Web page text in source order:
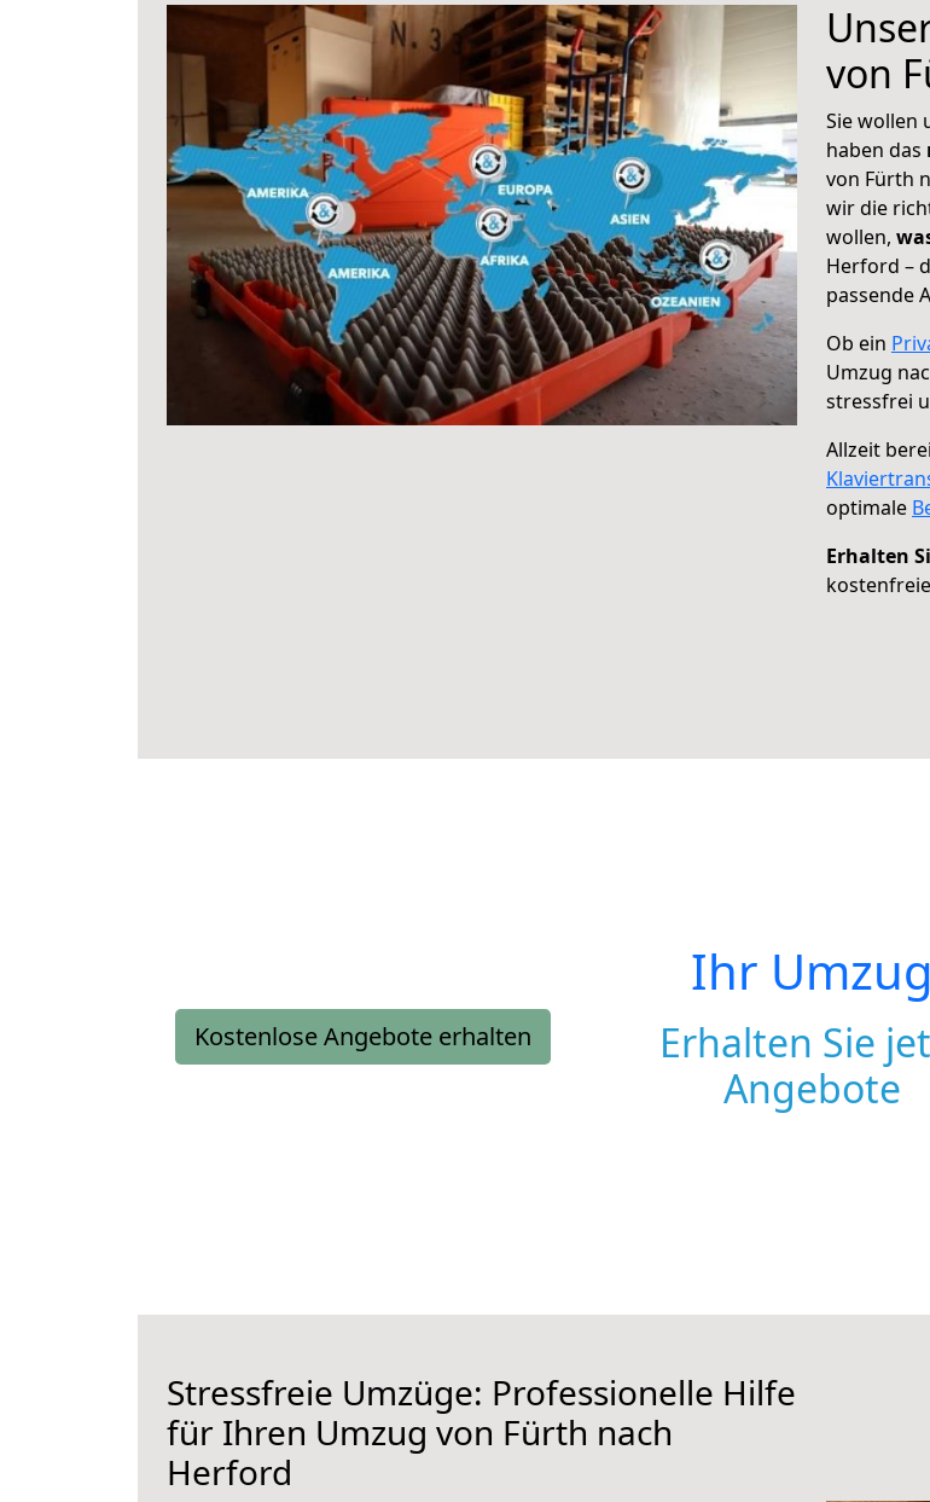
von
Sie wollen
haben das
von Fürth
wir die
wollen,
Herford –
passende
Ob ein
Umzug
stressfrei
Allzeit
optimale
Erhalten
Kostenlose Angebote erhalten
Ihr Umzug
Erhalten Sie
Angebote
Stressfreie Umzüge: Professionelle Hilfe
für Ihren Umzug von Fürth nach
Herford